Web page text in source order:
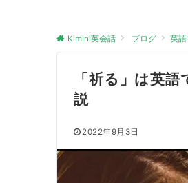
Kimini英会話 ブログ 英語
「祈る」は英
説
2022年9月3日